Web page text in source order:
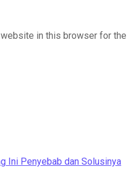
website in this browser for the